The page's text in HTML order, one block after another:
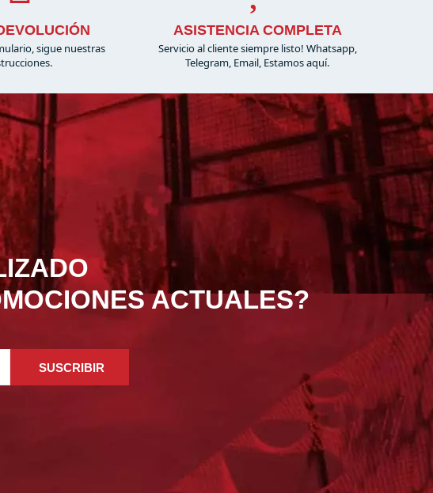
sigue nuestras
ASISTENCIA COMPLETA
Servicio al cliente siempre listo! Whatsapp,
Telegram, Email, Estamos aquí.
ACTUALES?
SUSCRIBIR